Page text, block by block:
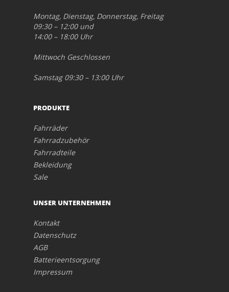
Montag, Dienstag, Donnerstag, Freitag
09:30 – 12:00 und
14:00 – 18:00 Uhr
Mittwoch Geschlossen
Samstag 09:30 – 13:00 Uhr
PRODUKTE
Fahrräder
Fahrradzubehör
Fahrradteile
Bekleidung
Sale
UNSER UNTERNEHMEN
Kontakt
Datenschutz
AGB
Batterieentsorgung
Impressum